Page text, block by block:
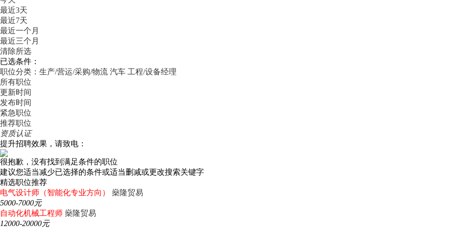
最近3天
最近7天
最近一个月
最近三个月
清除所选
已选条件：
职位分类：生产/营运/采购/物流 汽车 工程/设备经理
所有职位
更新时间
发布时间
紧急职位
推荐职位
资质认证
提升招聘效果，请致电：
很抱歉，没有找到满足条件的职位
建议您适当减少已选择的条件或适当删减或更改搜索关键字
精选职位推荐
电气设计师（智能化专业方向）
燊隆贸易
5000-7000元
自动化机械工程师 燊隆贸易
12000-20000元